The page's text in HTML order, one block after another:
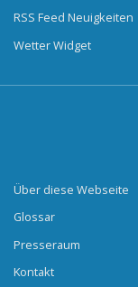
RSS Feed Neuigkeiten
Wetter Widget
Über diese Webseite
Glossar
Presseraum
Kontakt